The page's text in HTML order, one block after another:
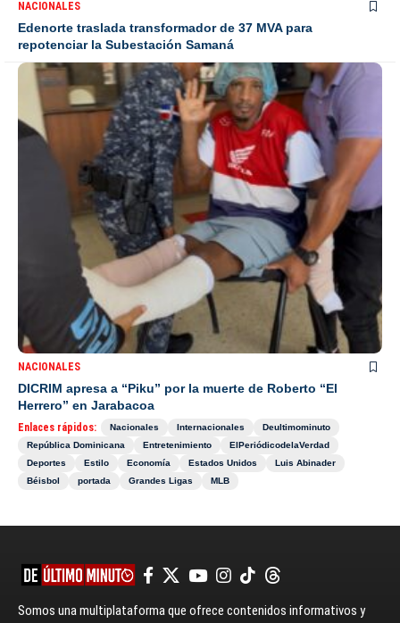
NACIONALES
Edenorte traslada transformador de 37 MVA para
repotenciar la Subestación Samaná
NACIONALES
DICRIM apresa a “Piku” por la muerte de Roberto “El
Herrero” en Jarabacoa
Enlaces rápidos: Nacionales Internacionales
Deultimominuto
República Dominicana
Entretenimiento
ElPeriódicodelaVerdad
Deportes
Estilo Economía Estados Unidos
Luis Abinader
Béisbol
portada Grandes Ligas MLB
Somos una multiplataforma que ofrece contenidos informativos y